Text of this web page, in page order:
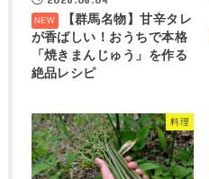
【群馬名物】甘辛タレ
が香ばしい！おうちで本格
「焼きまんじゅう」を作る
絶品レシピ
料理